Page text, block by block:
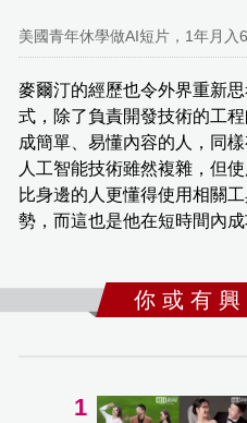
美國青年休學做AI短片，1年月入
麥爾汀的經歷也令外界重新
式，除了負責開發技術的工
成簡單、易懂內容的人，同
人工智能技術雖然複雜，但
比身邊的人更懂得使用相關
勢，而這也是他在短時間內成
你 或 有